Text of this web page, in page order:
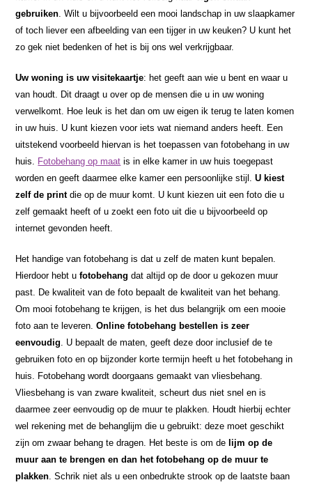
gebruiken. Wilt u bijvoorbeeld een mooi landschap in uw slaapkamer
of toch liever een afbeelding van een tijger in uw keuken? U kunt het
zo gek niet bedenken of het is bij ons wel verkrijgbaar.
Uw woning is uw visitekaartje: het geeft aan wie u bent en waar u
van houdt. Dit draagt u over op de mensen die u in uw woning
verwelkomt. Hoe leuk is het dan om uw eigen ik terug te laten komen
in uw huis. U kunt kiezen voor iets wat niemand anders heeft. Een
uitstekend voorbeeld hiervan is het toepassen van fotobehang in uw
huis. Fotobehang op maat is in elke kamer in uw huis toegepast
worden en geeft daarmee elke kamer een persoonlijke stijl.U kiest
zelf de printdie op de muur komt. U kunt kiezen uit een foto die u
zelf gemaakt heeft of u zoekt een foto uit die u bijvoorbeeld op
internet gevonden heeft.
Het handige van fotobehang is dat u zelf de maten kunt bepalen.
Hierdoor hebt u fotobehang dat altijd op de door u gekozen muur
past. De kwaliteit van de foto bepaalt de kwaliteit van het behang.
Om mooi fotobehang te krijgen, is het dus belangrijk om een mooie
foto aan te leveren.Online fotobehang bestellen is zeer
eenvoudig. U bepaalt de maten, geeft deze door inclusief de te
gebruiken foto en op bijzonder korte termijn heeft u het fotobehang in
huis. Fotobehang wordt doorgaans gemaakt van vliesbehang.
Vliesbehang is van zware kwaliteit, scheurt dus niet snel en is
daarmee zeer eenvoudig op de muur te plakken. Houdt hierbij echter
wel rekening met de behanglijm die u gebruikt: deze moet geschikt
zijn om zwaar behang te dragen. Het beste is om de lijm op de
muur aan te brengen en dan het fotobehang op de muur te
plakken. Schrik niet als u een onbedrukte strook op de laatste baan